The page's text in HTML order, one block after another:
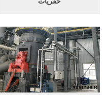
في ذلك ولايتا كانو وكادونا، حذو
زمفارا. وفي الوقت نفسه، احتجّ
بشدّة العديد من المسيحيّين
الّذين يعيشون في البلاد على
هذه الخطوة.